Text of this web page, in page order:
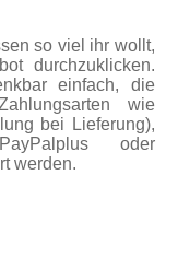
so viel ihr wollt,
durchzuklicken.
einfach, die
wie
bei Lieferung),
oder
werden.